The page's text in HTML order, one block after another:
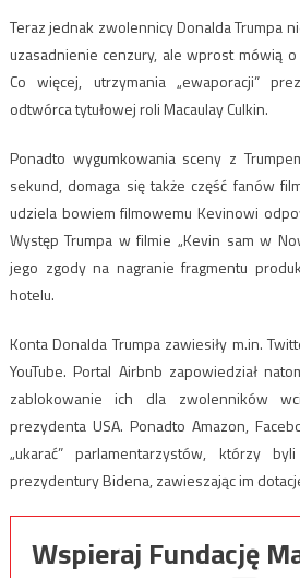
Teraz jednak zwolennicy Donalda Trumpa
uzasadnienie cenzury, ale wprost mówią
Co więcej, utrzymania „ewaporacji”
odtwórca tytułowej roli Macaulay Culkin.
Ponadto wygumkowania sceny z
sekund, domaga się także część fanów
udziela bowiem filmowemu Kevinowi
Występ Trumpa w filmie „Kevin sam w
jego zgody na nagranie fragmentu
hotelu.
Konta Donalda Trumpa zawiesiły m.in.
YouTube. Portal Airbnb zapowiedział
zablokowanie ich dla zwolenników
prezydenta USA. Ponadto Amazon,
„ukarać” parlamentarzystów, którzy
prezydentury Bidena, zawieszając im
Wspieraj Fundację